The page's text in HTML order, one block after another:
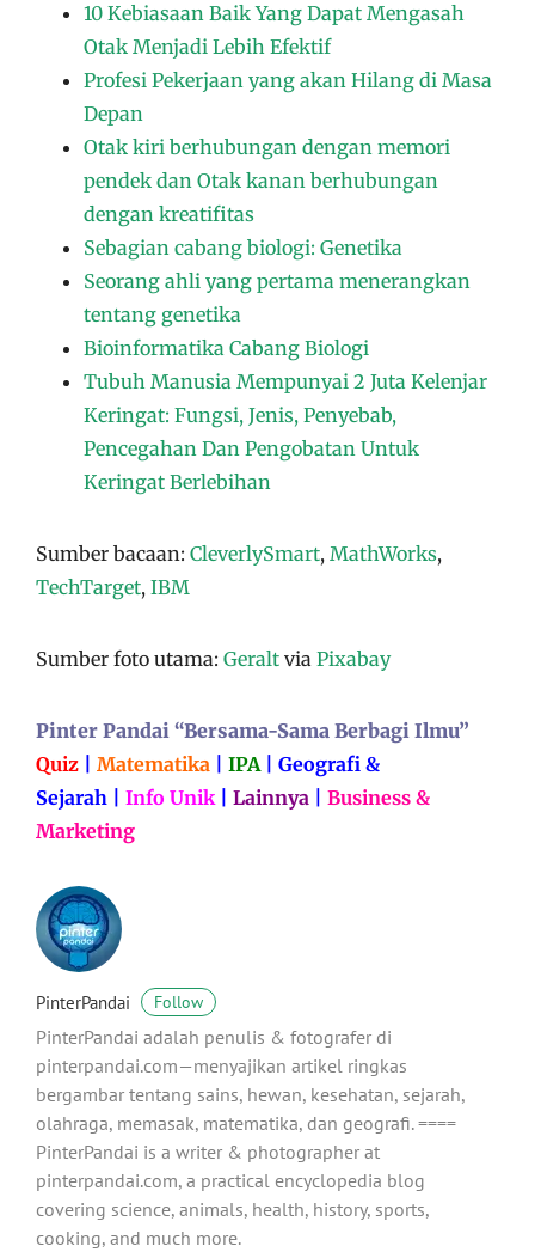
10 Kebiasaan Baik Yang Dapat Mengasah
Otak Menjadi Lebih Efektif
Profesi Pekerjaan yang akan Hilang di Masa
Depan
Otak kiri berhubungan dengan memori
pendek dan Otak kanan berhubungan
dengan kreatifitas
Sebagian cabang biologi: Genetika
Seorang ahli yang pertama menerangkan
tentang genetika
Bioinformatika Cabang Biologi
Tubuh Manusia Mempunyai 2 Juta Kelenjar
Keringat: Fungsi, Jenis, Penyebab,
Pencegahan Dan Pengobatan Untuk
Keringat Berlebihan
Sumber bacaan: CleverlySmart, MathWorks,
TechTarget, IBM
Sumber foto utama: Geralt via Pixabay
Pinter Pandai “Bersama-Sama Berbagi Ilmu”
Quiz
Matematika IPA
Geografi &
Sejarah
Info Unik Lainnya
Business &
Marketing
PinterPandai Follow
PinterPandai adalah penulis & fotografer di
pinterpandai.com—menyajikan artikel ringkas
bergambar tentang sains, hewan, kesehatan, sejarah,
olahraga, memasak, matematika, dan geografi. ====
PinterPandai is a writer & photographer at
pinterpandai.com, a practical encyclopedia blog
covering science, animals, health, history, sports,
cooking, and much more.